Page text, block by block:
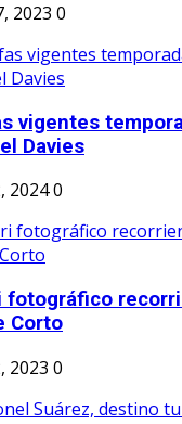
2023 0
vigentes
Davies
20240
fotográfico
Corto
2023 0